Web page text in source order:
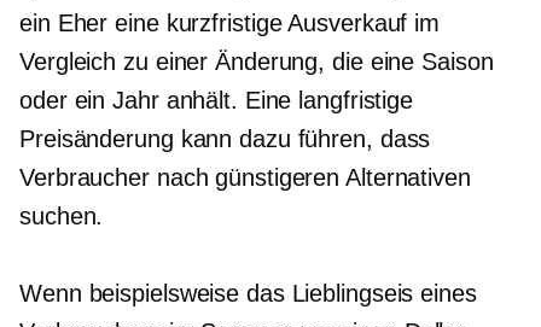
ein Eher eine kurzfristigeAusverkauf im
Vergleich zu einer Änderung, die eine Saison
oder ein Jahr anhält. Eine langfristige
Preisänderung kann dazu führen, dass
Verbraucher nach günstigeren Alternativen
suchen.
Wenn beispielsweise das Lieblingseis eines